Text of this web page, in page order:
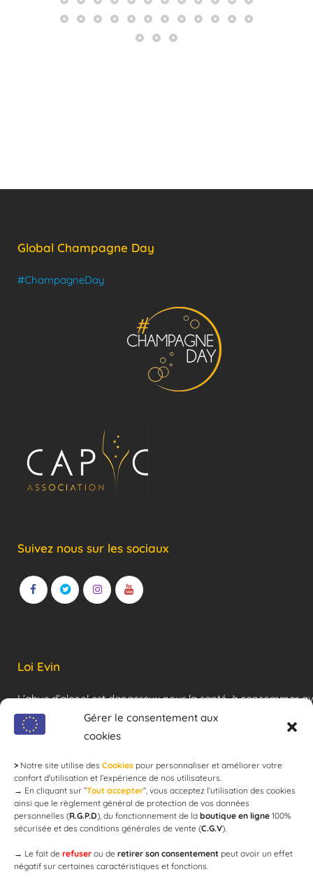
Gérer le consentement aux
cookies
> Notre site utilise des Cookies pour personnaliser et améliorer votre
confort d'utilisation et l’expérience de nos utilisateurs.
→ En cliquant sur ”Tout accepter”, vous acceptez l’utilisation des cookies
ainsi que le règlement général de protection de vos données
personnelles (R.G.P.D), du fonctionnement de la boutique en ligne 100%
sécurisée et des conditions générales de vente (C.G.V).
→ Le fait de refuser ou de retirer son consentement peut avoir un effet
négatif sur certaines caractéristiques et fonctions.
Global Champagne Day
#ChampagneDay
Suivez nous sur les sociaux
Loi Evin
L’abus d’alcool est dangereux pour la santé, à consommer
modération !
Newsletter
email